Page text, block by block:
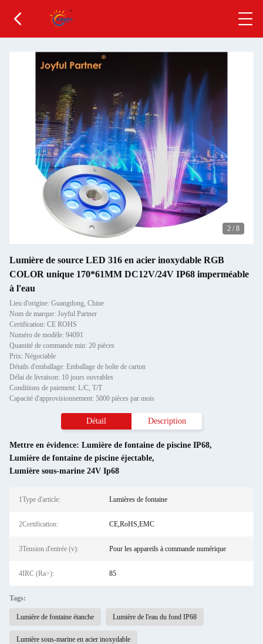
2 / 8
Lumière de source LED 316 en acier inoxydable RGB
COLOR unique 170*61MM DC12V/24V IP68 imperméable
à l'eau
Lieu d'origine: Guangdong, Chine
Nom de marque: Joyful Partner
Certification: CE ROHS
Numéro de modèle: 94091
Quantité de commande min: 20 pièces
Prix: Négociable
Détails d'emballage: Emballage de boîte de carton
Délai de livraison: 10 jours ouvrables
Conditions de paiement: L/C, T/T
Capacité d'approvisionnement: 5000 pièces par mois
Détail Description
Mettre en évidence: Lumière de fontaine de piscine IP68,
Lumière de fontaine de piscine éjectable,
Lumière sous-marine 24V Ip68
1Type d'article: Lumières de fontaine
2Certification: CE,RoHS,EMC
3Tension d'entrée (v): Pour les appareils à commande numérique
4IRC (Ra>): 85
Tags:
Lumière de fontaine étanche Lumière de l'eau du fond IP68
Lumière sous-marine en acier inoxydable